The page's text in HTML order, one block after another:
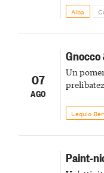
Alba
07
AGO
Un
Lequio
Paint-